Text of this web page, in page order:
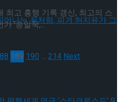
어나는 꽃처럼, 피겨 허지
최고 흥행 기록 갱신, 최고의 스
'송일국,...
189 190 … 214Next